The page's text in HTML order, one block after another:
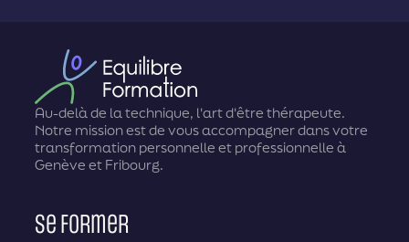
Au-delà de la technique, l'art d'être thérapeute.
Notre mission est de vous accompagner dans votre
transformation personnelle et professionnelle à
Genève et Fribourg.
Se former